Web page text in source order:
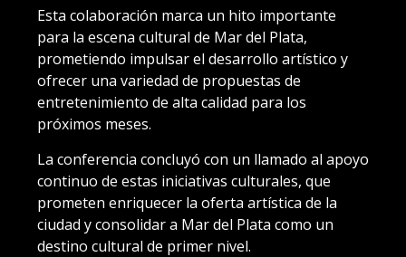
Esta colaboración marca un hito importante
para la escena cultural de Mar del Plata,
prometiendo impulsar el desarrollo artístico y
ofrecer una variedad de propuestas de
entretenimiento de alta calidad para los
próximos meses.
La conferencia concluyó con un llamado al apoyo
continuo de estas iniciativas culturales, que
prometen enriquecer la oferta artística de la
ciudad y consolidar a Mar del Plata como un
destino cultural de primer nivel.